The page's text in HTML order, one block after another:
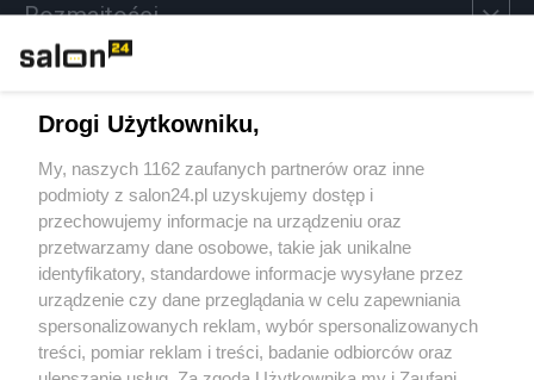
Rozmaitości
Sport
Społeczeństwo
Kultura
Drogi Użytkowniku,
My, naszych 1162 zaufanych partnerów oraz inne
podmioty z salon24.pl uzyskujemy dostęp i
przechowujemy informacje na urządzeniu oraz
przetwarzamy dane osobowe, takie jak unikalne
identyfikatory, standardowe informacje wysyłane przez
urządzenie czy dane przeglądania w celu zapewniania
spersonalizowanych reklam, wybór spersonalizowanych
treści, pomiar reklam i treści, badanie odbiorców oraz